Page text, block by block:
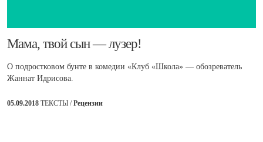
​Мама, твой сын — лузер!
О подростковом бунте в комедии «Клуб «Школа» — обозреватель
Жаннат Идрисова.
05.09.2018 ТЕКСТЫ /Рецензии